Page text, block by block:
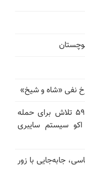
نفی «شاه و شیخ»
۱۴ میلیون و ۶۲۸ هزار و ۵۹۵ تلاش برای حمله
سیستم سایبری
جابه‌جایی با زور